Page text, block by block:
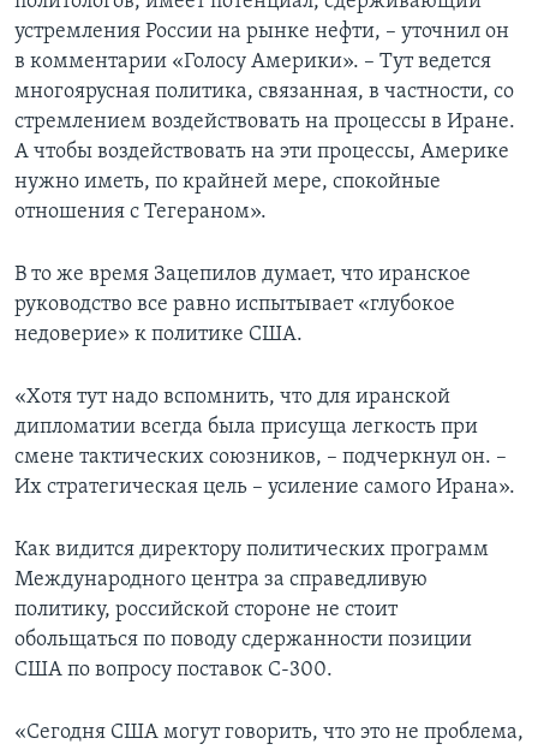
устремления России на рынке нефти, – уточнил он
в комментарии «Голосу Америки». – Тут ведется
многоярусная политика, связанная, в частности, со
стремлением воздействовать на процессы в Иране.
А чтобы воздействовать на эти процессы, Америке
нужно иметь, по крайней мере, спокойные
отношения с Тегераном».
В то же время Зацепилов думает, что иранское
руководство все равно испытывает «глубокое
недоверие» к политике США.
«Хотя тут надо вспомнить, что для иранской
дипломатии всегда была присуща легкость при
смене тактических союзников, – подчеркнул он. –
Их стратегическая цель – усиление самого Ирана».
Как видится директору политических программ
Международного центра за справедливую
политику, российской стороне не стоит
обольщаться по поводу сдержанности позиции
США по вопросу поставок С-300.
«Сегодня США могут говорить, что это не проблема,